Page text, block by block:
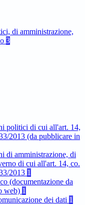
di amministrazione,
3
politici di cui all'art. 14,
2013 (da pubblicare in
di amministrazione, di
di cui all'art. 14, co.
2013 1
(documentazione da
web) 1
dei dati 1